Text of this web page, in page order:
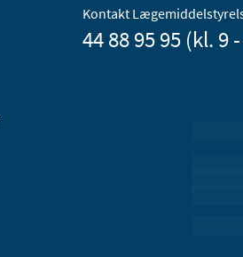
Kontakt
44 88 95 95 (kl. 9